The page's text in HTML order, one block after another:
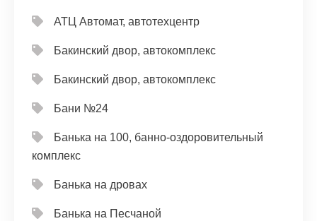
АТЦ Автомат, автотехцентр
Бакинский двор, автокомплекс
Бакинский двор, автокомплекс
Бани №24
Банька на 100, банно-оздоровительный
комплекс
Банька на дровах
Банька на Песчаной